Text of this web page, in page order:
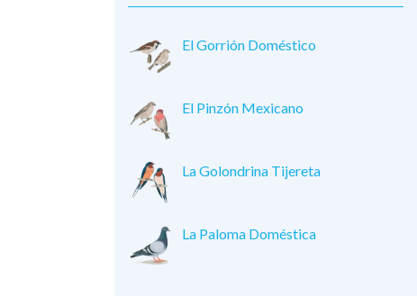
El Gorrión Doméstico
El Pinzón Mexicano
La Golondrina Tijereta
La Paloma Doméstica